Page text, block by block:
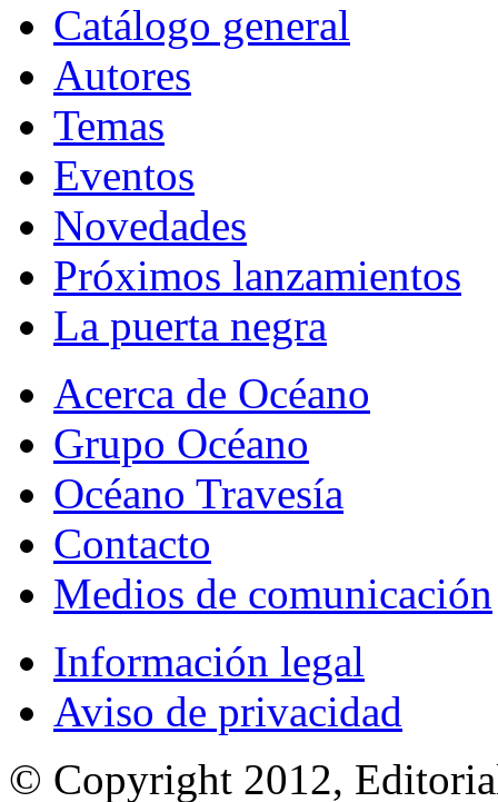
Catálogo general
Autores
Temas
Eventos
Novedades
Próximos lanzamientos
La puerta negra
Acerca de Océano
Grupo Océano
Océano Travesía
Contacto
Medios de comunicación
Información legal
Aviso de privacidad
© Copyright 2012,